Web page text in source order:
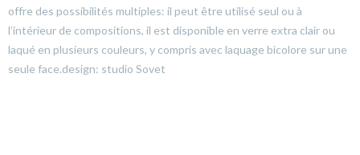
offre des possibilités multiples: il peut être utilisé seul ou à
l’intérieur de compositions, il est disponible en verre extra clair ou
laqué en plusieurs couleurs, y compris avec laquage bicolore sur une
seule face.design: studio Sovet